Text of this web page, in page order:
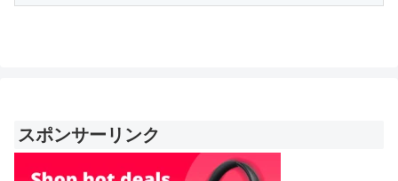
スポンサーリンク